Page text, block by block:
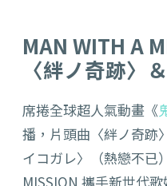
MAN WITH A
〈絆ノ奇跡〉
席捲全球超人氣動畫《
播，片頭曲〈絆ノ奇跡
イコガレ〉（熱戀不已
MISSION 攜手新世代